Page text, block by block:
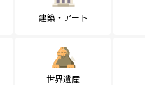
建築・アート
世界遺産